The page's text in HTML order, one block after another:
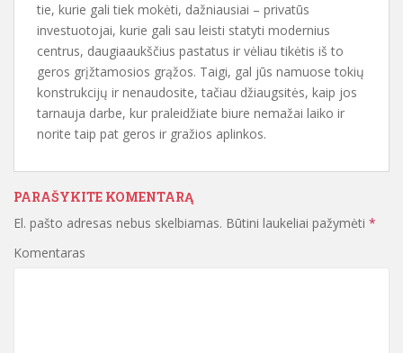
tie, kurie gali tiek mokėti, dažniausiai – privatūs
investuotojai, kurie gali sau leisti statyti modernius
centrus, daugiaaukščius pastatus ir vėliau tikėtis iš to
geros grįžtamosios grąžos. Taigi, gal jūs namuose tokių
konstrukcijų ir nenaudosite, tačiau džiaugsitės, kaip jos
tarnauja darbe, kur praleidžiate biure nemažai laiko ir
norite taip pat geros ir gražios aplinkos.
PARAŠYKITE KOMENTARĄ
El. pašto adresas nebus skelbiamas. Būtini laukeliai pažymėti *
Komentaras